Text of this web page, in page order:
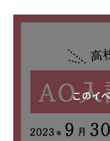
きゅう学科／アスレ
このイ